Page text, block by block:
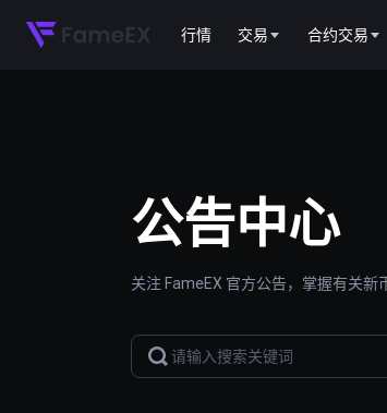
行情 交易 合约交易
公告中心
关注 FameEX 官方公告，掌握有关新